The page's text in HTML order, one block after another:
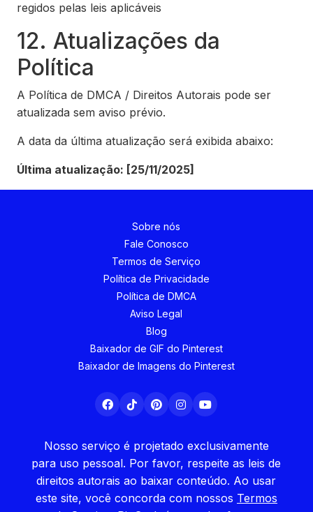
regidos pelas leis aplicáveis
12. Atualizações da
Política
A Política de DMCA / Direitos Autorais pode ser
atualizada sem aviso prévio.
A data da última atualização será exibida abaixo:
Última atualização: [25/11/2025]
Sobre nós
Fale Conosco
Termos de Serviço
Política de Privacidade
Política de DMCA
Aviso Legal
Blog
Baixador de GIF do Pinterest
Baixador de Imagens do Pinterest
Nosso serviço é projetado exclusivamente
para uso pessoal. Por favor, respeite as leis de
direitos autorais ao baixar conteúdo. Ao usar
este site, você concorda com nossos Termos